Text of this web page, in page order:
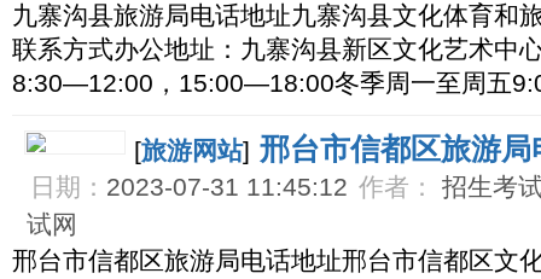
九寨沟县旅游局电话地址九寨沟县文化体育和
联系方式办公地址：九寨沟县新区文化艺术中
8:30—12:00，15:00—18:00冬季周一至周五
[旅游网站] 邢台市信都区旅游局
日期： 2023-07-31 11:45:12 作者：
招生考
试网
邢台市信都区旅游局电话地址邢台市信都区文